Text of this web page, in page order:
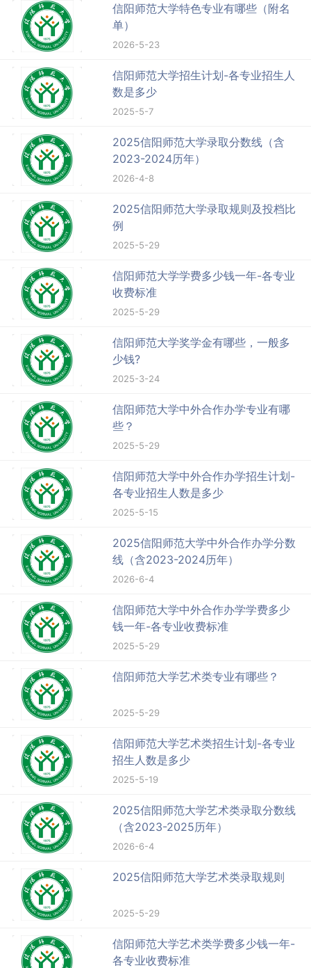
信阳师范大学特色专业有哪些（附名
单）
2026-5-23
信阳师范大学招生计划-各专业招生人
数是多少
2025-5-7
2025信阳师范大学录取分数线（含
2023-2024历年）
2026-4-8
2025信阳师范大学录取规则及投档比
例
2025-5-29
信阳师范大学学费多少钱一年-各专业
收费标准
2025-5-29
信阳师范大学奖学金有哪些，一般多
少钱?
2025-3-24
信阳师范大学中外合作办学专业有哪
些？
2025-5-29
信阳师范大学中外合作办学招生计划-
各专业招生人数是多少
2025-5-15
2025信阳师范大学中外合作办学分数
线（含2023-2024历年）
2026-6-4
信阳师范大学中外合作办学学费多少
钱一年-各专业收费标准
2025-5-29
信阳师范大学艺术类专业有哪些？
2025-5-29
信阳师范大学艺术类招生计划-各专业
招生人数是多少
2025-5-19
2025信阳师范大学艺术类录取分数线
（含2023-2025历年）
2026-6-4
2025信阳师范大学艺术类录取规则
2025-5-29
信阳师范大学艺术类学费多少钱一年-
各专业收费标准